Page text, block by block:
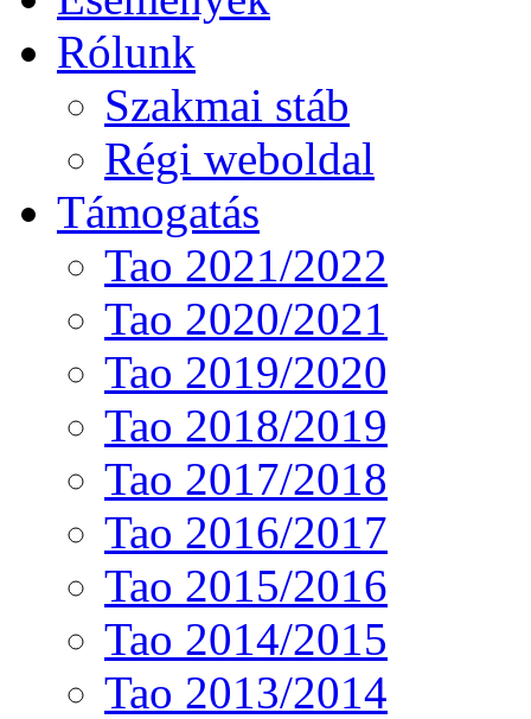
Rólunk
Szakmai stáb
Régi weboldal
Támogatás
Tao 2021/2022
Tao 2020/2021
Tao 2019/2020
Tao 2018/2019
Tao 2017/2018
Tao 2016/2017
Tao 2015/2016
Tao 2014/2015
Tao 2013/2014